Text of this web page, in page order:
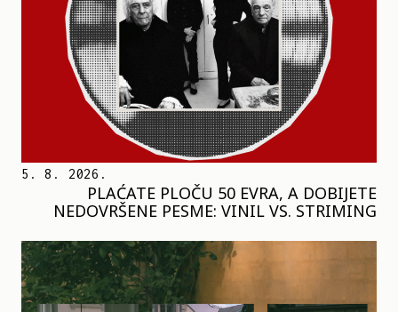
5. 8. 2026.
PLAĆATE PLOČU 50 EVRA, A DOBIJETE
NEDOVRŠENE PESME: VINIL VS. STRIMING